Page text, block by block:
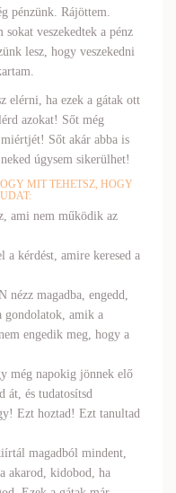
pénzünk. Rájöttem.
veszekedtek a pénz
lesz, hogy veszekedni
elérni, ha ezek a gátak ott
azokat! Sőt még
Sőt akár abba is
úgysem sikerülhet!
MIT TEHETSZ, HOGY
ami nem működik az
kérdést, amire keresed a
magadba, engedd,
gondolatok, amik a
engedik meg, hogy a
még napokig jönnek elő
át, és tudatosítsd
Ezt hoztad! Ezt tanultad
magadból mindent,
akarod, kidobod, ha